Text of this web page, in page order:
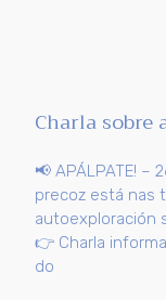
Charla
📢 APÁLPATE! –
precoz está nas
autoexploración
👉 Charla
do